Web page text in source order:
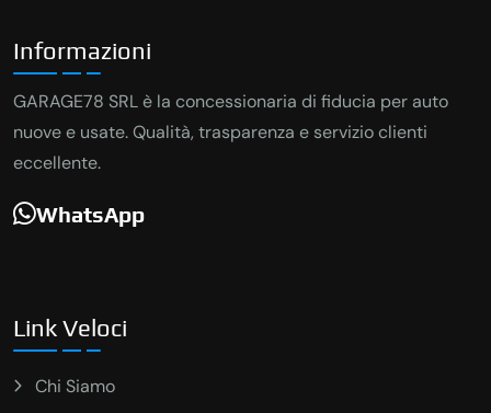
Informazioni
GARAGE78 SRL è la concessionaria di fiducia per auto
nuove e usate. Qualità, trasparenza e servizio clienti
eccellente.
WhatsApp
Link Veloci
Chi Siamo